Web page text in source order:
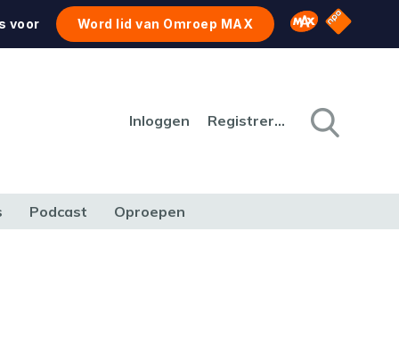
voor Word lid van Omroep MAX Omroep MAX
NPO
Inloggen Registreren
Podcast Oproepen